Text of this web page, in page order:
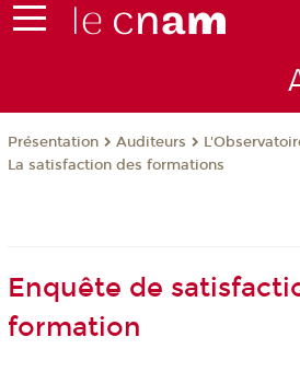
Présentation Auditeurs
La satisfaction des formations
Enquête de
formation